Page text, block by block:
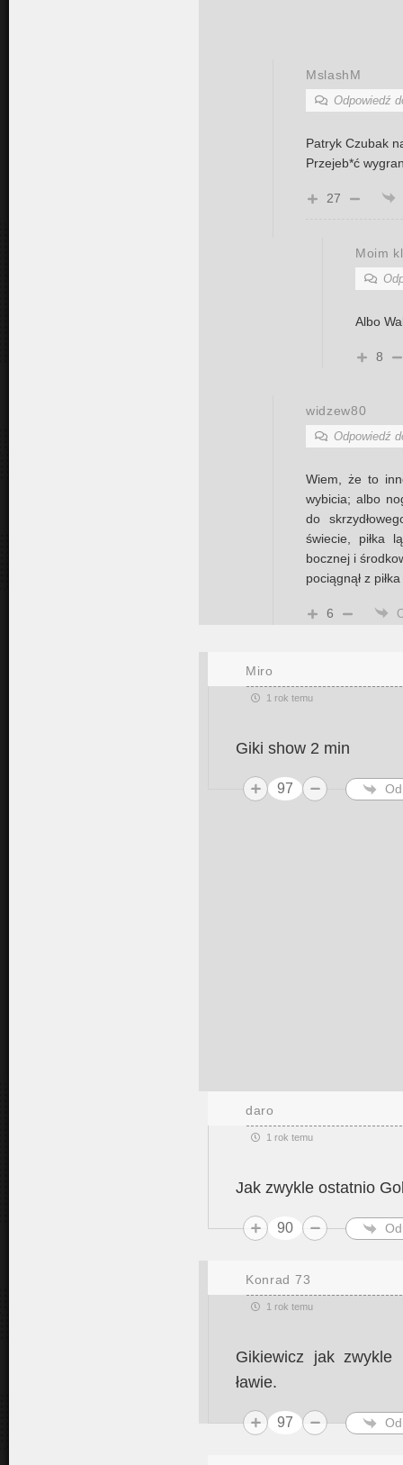
MslashM
Odpowiedź
Patryk Czubak
Przejeb*ć
27
Moim
Albo
8
widzew80
Odpowiedź
Wiem, że to
wybicia; albo
do
świecie, piłka
bocznej i
pociągnął z
6
Miro
1 rok temu
Giki show 2 min
97
daro
1 rok temu
Jak zwykle ostatnio
90
Konrad 73
1 rok temu
Gikiewicz jak
ławie.
97